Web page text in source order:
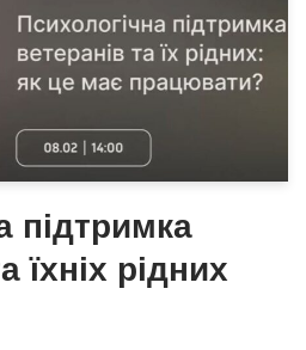
підтримка
їхніх рідних